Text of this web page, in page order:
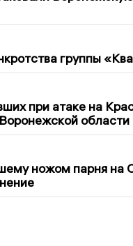
группы
при атаке на
области
ножом парня на